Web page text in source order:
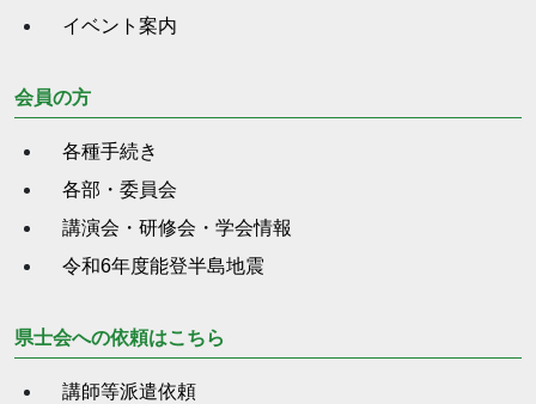
イベント案内
会員の方
各種手続き
各部・委員会
講演会・研修会・学会情報
令和6年度能登半島地震
県士会への依頼はこちら
講師等派遣依頼